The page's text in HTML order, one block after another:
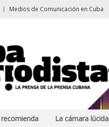
Medios de Comunicación en Cuba
La cámara lúcida